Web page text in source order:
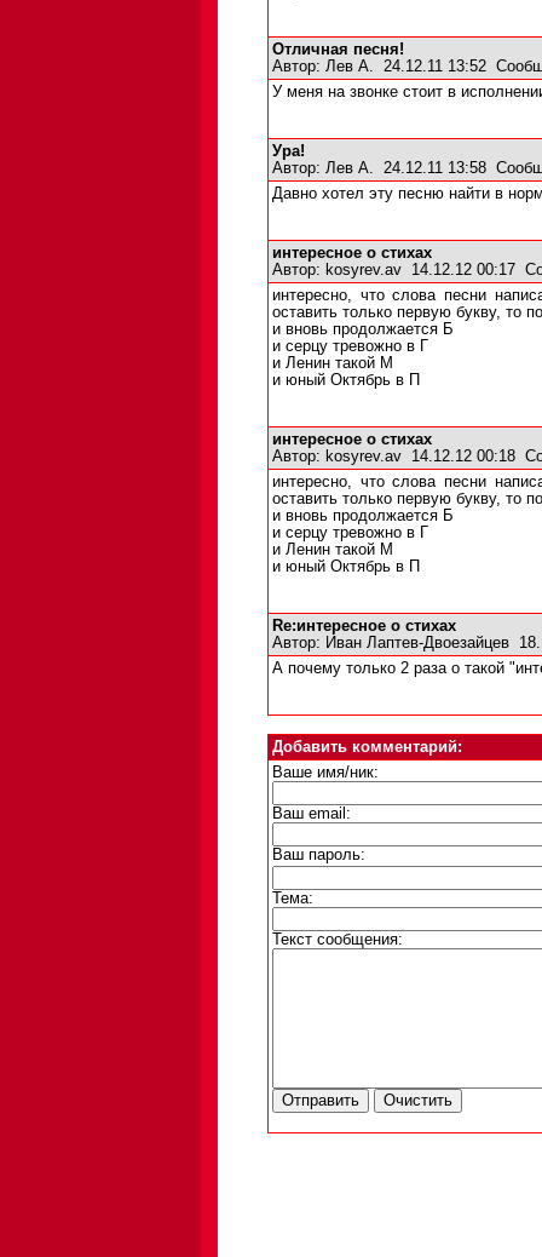
Отличная песня!
Автор: Лев А. 24.12.11 13:52
У меня на звонке стоит в
Ура!
Автор: Лев А. 24.12.11 13:58
Давно хотел эту песню найти в
интересное о стихах
Автор: kosyrev.av 14.12.12 00:17
интересно, что слова песни
оставить только первую букву, то
и вновь продолжается Б
и серцу тревожно в Г
и Ленин такой М
и юный Октябрь в П
интересное о стихах
Автор: kosyrev.av 14.12.12 00:18
интересно, что слова песни
оставить только первую букву, то
и вновь продолжается Б
и серцу тревожно в Г
и Ленин такой М
и юный Октябрь в П
Re:интересное о стихах
Автор: Иван Лаптев-Двоезайцев
А почему только 2 раза о такой
Добавить комментарий:
Ваше имя/ник:
Ваш email:
Ваш пароль:
Тема:
Текст сообщения: